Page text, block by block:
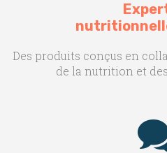
Des produits conçus en
de la nutrition et